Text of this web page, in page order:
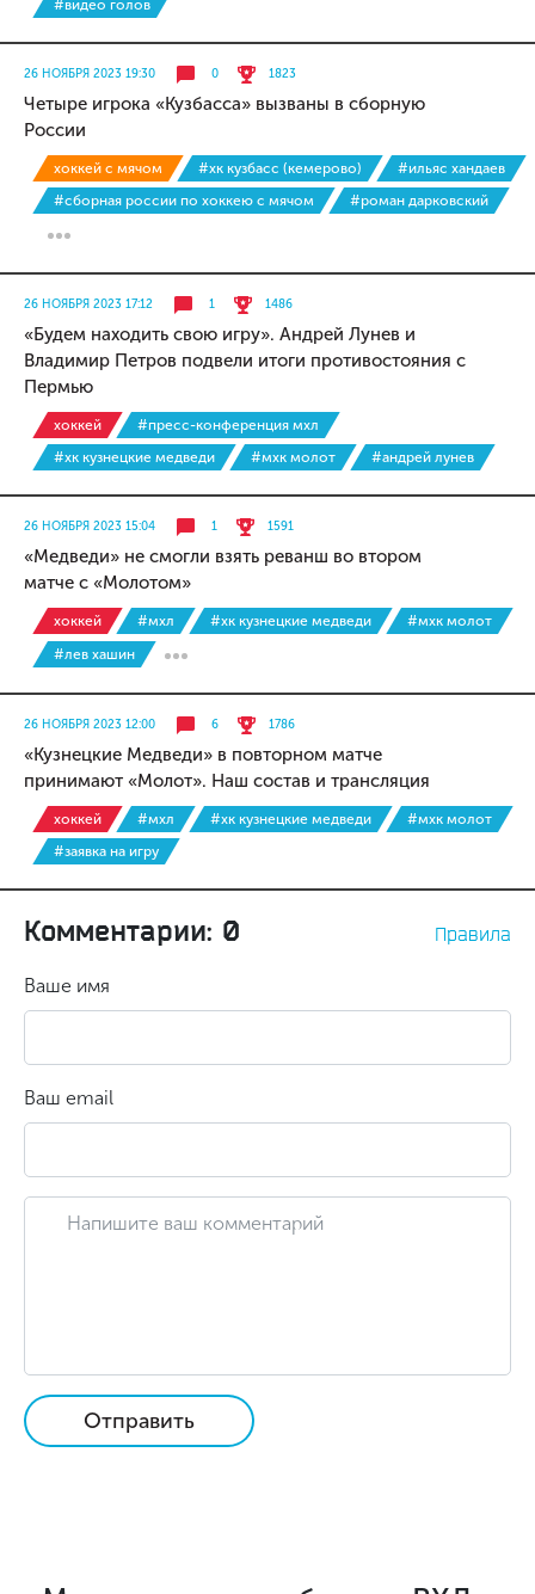
#видео голов
26 НОЯБРЯ 2023 19:30 0 1823
Четыре игрока «Кузбасса» вызваны в сборную
России
хоккей с мячом #хк кузбасс (кемерово)
#ильяс хандаев
#сборная россии по хоккею с мячом
#роман дарковский
26 НОЯБРЯ 2023 17:12 1 1486
«Будем находить свою игру». Андрей Лунев и
Владимир Петров подвели итоги противостояния с
Пермью
хоккей
#пресс-конференция мхл
#хк кузнецкие медведи
#мхк молот #андрей лунев
26 НОЯБРЯ 2023 15:04 1 1591
«Медведи» не смогли взять реванш во втором
матче с «Молотом»
хоккей #мхл #хк кузнецкие медведи
#мхк молот
#лев хашин
26 НОЯБРЯ 2023 12:00 6 1786
«Кузнецкие Медведи» в повторном матче
принимают «Молот». Наш состав и трансляция
хоккей #мхл #хк кузнецкие медведи
#мхк молот
#заявка на игру
Комментарии: 0 Правила
Ваше имя
Ваш email
Отправить